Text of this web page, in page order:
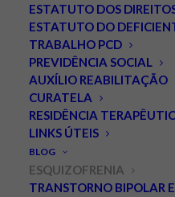
ESTATUTO DOS
ESTATUTO DO
TRABALHO PCD
PREVIDÊNCIA SOCIAL
AUXÍLIO REABILITAÇÃO
CURATELA
RESIDÊNCIA
LINKS ÚTEIS
BLOG
ESQUIZOFRENIA
TRANSTORNO BIPOLAR
Obrigado Jô!
AGOSTO 5, 2022 IN
LEONARDO PALMEIRA